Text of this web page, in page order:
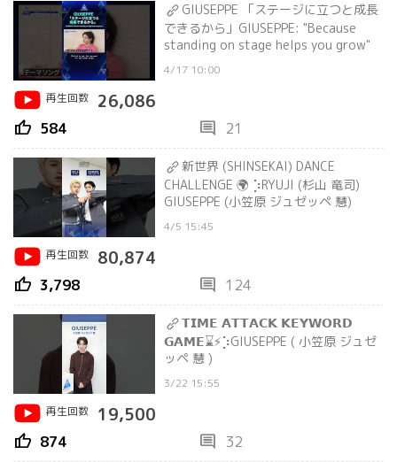
GIUSEPPE 「ステージに立つと成長
できるから」GIUSEPPE: "Because
standing on stage helps you grow"
4/17 10:00
再生回数
26,086
thumb_up 584 comment 21
新世界 (SHINSEKAI) DANCE
CHALLENGE 🌍 ⡱RYUJI (杉山 竜司)
GIUSEPPE (小笠原 ジュゼッペ 慧)
4/5 15:45
再生回数
80,874
thumb_up 3,798 comment 124
𝗧𝗜𝗠𝗘 𝗔𝗧𝗧𝗔𝗖𝗞 𝗞𝗘𝗬𝗪𝗢𝗥𝗗
𝗚𝗔𝗠𝗘⌛️⚡️⡱GIUSEPPE ( 小笠原 ジュゼ
ッペ 慧 )
3/22 15:55
再生回数
19,500
thumb_up 874 comment 32